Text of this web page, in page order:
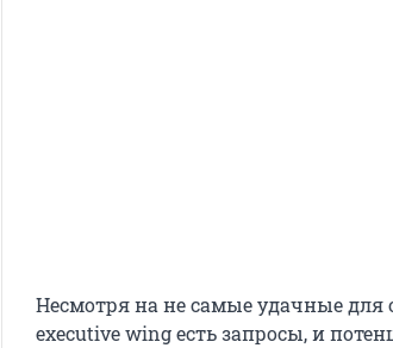
Несмотря на не самые удачные для
executive wing есть запросы, и